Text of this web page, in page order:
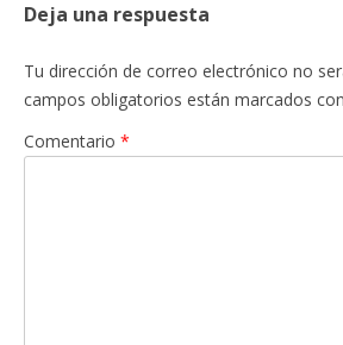
Deja una respuesta
Tu dirección de correo electrónico no
campos obligatorios están marcados con
Comentario *